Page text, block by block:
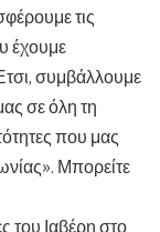
τις
έχουμε
συμβάλλουμε
σε όλη τη
που μας
Μπορείτε
του Ιαβέρη στο